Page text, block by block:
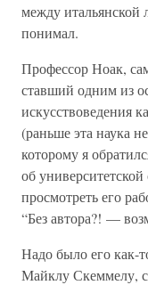
между
понимал.
Профессор Ноак,
ставший одним из
искусствоведения
(раньше эта наука
которому я
об
просмотреть его
“Без автора?! —
Надо было его как-
Майклу Скеммелу, с